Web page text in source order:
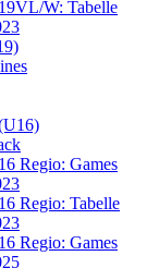
W: Tabelle
Regio: Games
Regio: Tabelle
Regio: Games